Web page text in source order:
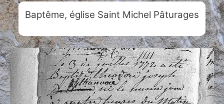
Baptême, église Saint Michel Pâturages